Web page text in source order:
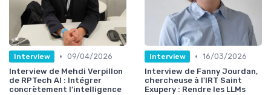
Interview • 09/04/2026
Interview de Mehdi Verpillon
de RPTech AI : Intégrer
concrètement l’intelligence
Interview • 16/03/2026
Interview de Fanny Jourdan,
chercheuse à l'IRT Saint
Exupery : Rendre les LLMs